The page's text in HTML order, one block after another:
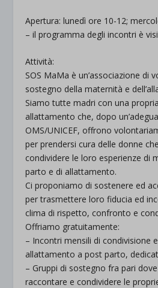
Apertura: lunedì ore 10-12;
– il programma degli incontri è
Attività:
SOS MaMa è un’associazione di
sostegno della maternità e
Siamo tutte madri con una
allattamento che, dopo
OMS/UNICEF, offrono
per prendersi cura delle donne
condividere le loro esperienze di
parto e di allattamento.
Ci proponiamo di sostenere ed
per trasmettere loro fiducia ed
clima di rispetto, confronto e
Offriamo gratuitamente:
– Incontri mensili di condivisione
allattamento a post parto,
– Gruppi di sostegno fra pari
raccontare e condividere le